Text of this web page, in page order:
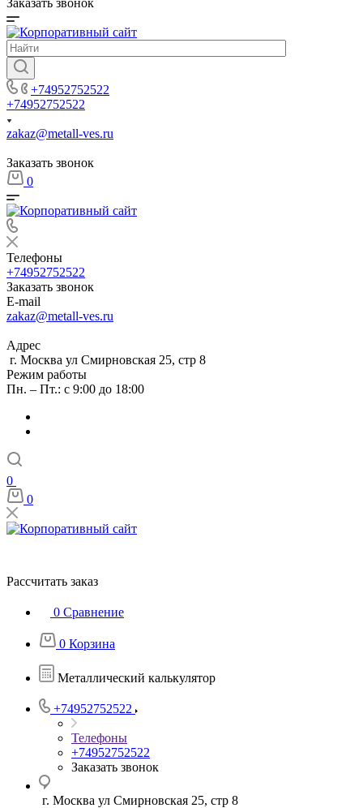
Заказать звонок
+74952752522
+74952752522
zakaz@metall-ves.ru
Заказать звонок
0
Телефоны
+74952752522
Заказать звонок
E-mail
zakaz@metall-ves.ru
Адрес
г. Москва ул Смирновская 25, стр 8
Режим работы
Пн. – Пт.: с 9:00 до 18:00
0
0
Рассчитать заказ
0 Сравнение
0 Корзина
Металлический калькулятор
+74952752522
Телефоны
+74952752522
Заказать звонок
г. Москва ул Смирновская 25, стр 8